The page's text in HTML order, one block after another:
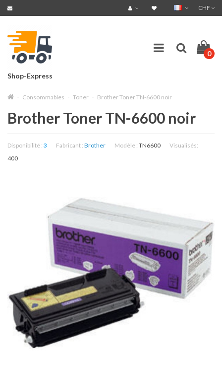
CHF
Shop-Express
0
Consommables Toner Brother Toner TN-6600 noir
Brother Toner TN-6600 noir
Disponibilité : 3 Fabricant : Brother Modèle : TN6600
Visualisés:
400